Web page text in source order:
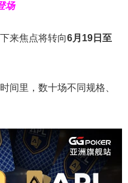
场
来焦点将转向6月 19 日至
间里，数十场不同规格、